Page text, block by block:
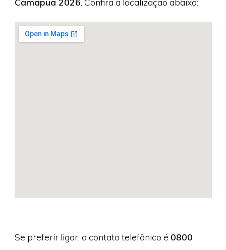
Se preferir ligar, o contato telefônico é 0800